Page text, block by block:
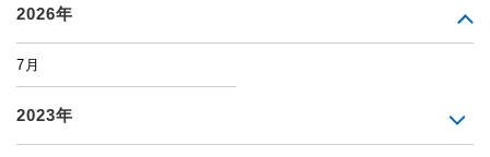
2026年
7月
2023年